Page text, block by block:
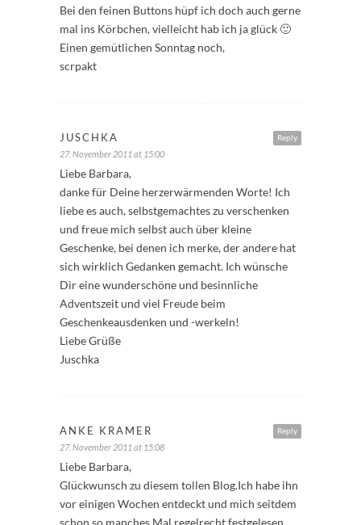
Bei den feinen Buttons hüpf ich doch auch gerne
mal ins Körbchen, vielleicht hab ich ja glück 🙂
Einen gemütlichen Sonntag noch,
scrpakt
Reply
JUSCHKA
27. November 2011 at 15:00
Liebe Barbara,
danke für Deine herzerwärmenden Worte! Ich
liebe es auch, selbstgemachtes zu verschenken
und freue mich selbst auch über kleine
Geschenke, bei denen ich merke, der andere hat
sich wirklich Gedanken gemacht. Ich wünsche
Dir eine wunderschöne und besinnliche
Adventszeit und viel Freude beim
Geschenkeausdenken und -werkeln!
Liebe Grüße
Juschka
Reply
ANKE KRAMER
27. November 2011 at 15:08
Liebe Barbara,
Glückwunsch zu diesem tollen Blog.Ich habe ihn
vor einigen Wochen entdeckt und mich seitdem
schon so manches Mal regelrecht festgelesen.